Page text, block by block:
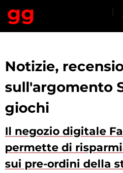
Notizie,
sull'argomento
giochi
Il negozio digitale
permette di
sui pre-ordini della